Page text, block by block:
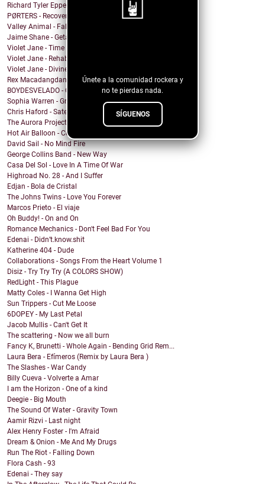
Únete a la comunidad rockera y
no te pierdas nada.
SÍGUENOS
Richard Tyler Epperson - Like Everything Else
PØRTERS - Recover
Valley Animal - Fallout
Jaime Shane - Getaway Car (Taylor Swift Cover)
Violet Jane - Time of Our Lives
Violet Jane - Rehabilitation
Violet Jane - Divine
Rex Macadangdang - Melody
BOYDESVELADO - QEPD David Lynch
Sophia Warren - Grin
Chris Haford - Satellite Angel
The Aurora Project - Slave City
Hot Air Balloon - Come This Far
David Sail - No Mind Fire
George Collins Band - New Way
Casa Del Sol - Love In A Time Of War
Highroad No. 28 - And I Suffer
Edjan - Bola de Cristal
The Johns Twins - Love You Forever
Marcos Prieto - El viaje
Oh Buddy! - On and On
Romance Mechanics - Don't Feel Bad For You
Edenai - Didn’t.know.shit
Katherine 404 - Dude
Collaborations - Songs From the Heart Volume 1
Disiz - Try Try Try (A COLORS SHOW)
RedLight - This Plague
Matty Coles - I Wanna Get High
Sun Trippers - Cut Me Loose
6DOPEY - My Last Petal
Jacob Mullis - Can't Get It
The scattering - Now we all burn
Fancy K, Brunetti - Whole Again - Bending Grid Rem...
Laura Bera - Efímeros (Remix by Laura Bera )
The Slashes - War Candy
Billy Cueva - Volverte a Amar
I am the Horizon - One of a kind
Deegie - Big Mouth
The Sound Of Water - Gravity Town
Aamir Rizvi - Last night
Alex Henry Foster - I'm Afraid
Dream & Onion - Me And My Drugs
Run The Riot - Falling Down
Flora Cash - 93
Edenai - They say